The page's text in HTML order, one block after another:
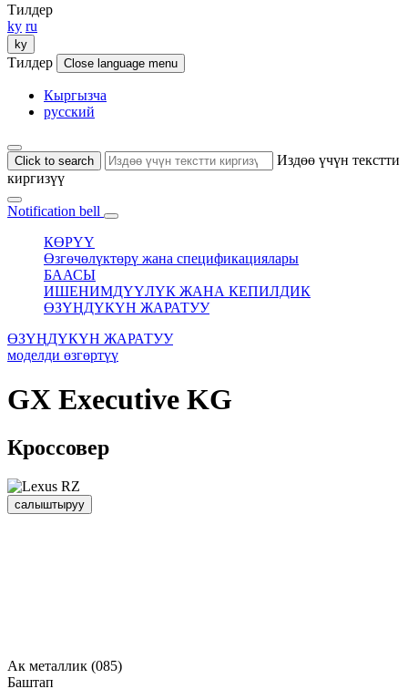
Тилдер
ky ru
ky
Тилдер Close language menu
Кыргызча
русский
Click to search
Издөө үчүн текстти
киргизүү
Notification bell
КӨРҮҮ
Өзгөчөлүктөрү жана спецификациялары
БААСЫ
ИШЕНИМДҮҮЛҮК ЖАНА КЕПИЛДИК
ӨЗҮҢДҮКҮН ЖАРАТУУ
ӨЗҮҢДҮКҮН ЖАРАТУУ
моделди өзгөртүү
GX Executive KG
Кроссовер
салыштыруу
Ак металлик (085)
Баштап